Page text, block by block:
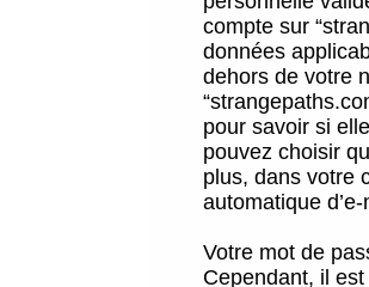
compte sur
données
dehors de votre
pour savoir si
pouvez choisir
plus, dans votre
automatique
Votre mot de
Cependant, il